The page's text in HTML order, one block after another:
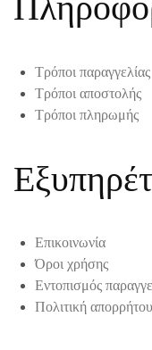
Τρόποι παραγγελίας
Τρόποι αποστολής
Τρόποι πληρωμής
Επικοινωνία
Όροι χρήσης
Εντοπισμός
Πολιτική απορρήτου